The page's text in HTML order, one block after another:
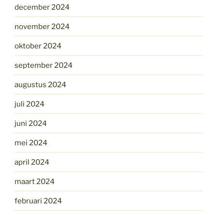
december 2024
november 2024
oktober 2024
september 2024
augustus 2024
juli 2024
juni 2024
mei 2024
april 2024
maart 2024
februari 2024